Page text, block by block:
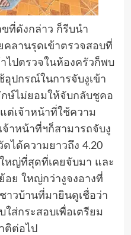
ขที่ดังกล่าว ก็รีบนำ
ลานรุดเข้าตรวจสอบที่
ไปตรวจในห้องครัวก็พบ
อุปกรณ์ในการจับงูเข้า
ษ์ไม่ยอมให้จับกลับชูคอ
ต่เจ้าหน้าที่ใช้ความ
จ้าหน้าที่ฯก็สามารถจับงู
ดได้ความยาวถึง 4.20
หญ่ที่สุดที่เคยจับมา และ
อย ใหญ่กว่างูจงอางที่
าวบ้านที่มายินดูเชื่อว่า
ใส่กระสอบเพื่อเตรียม
ติต่อไป